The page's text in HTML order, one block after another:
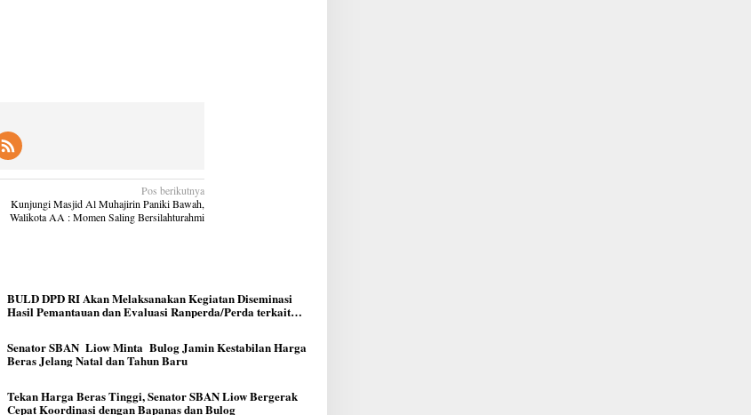
Pos berikutnya
Kunjungi Masjid Al Muhajirin Paniki Bawah,
Walikota AA : Momen Saling Bersilahturahmi
BULD DPD RI Akan Melaksanakan Kegiatan Diseminasi
Hasil Pemantauan dan Evaluasi Ranperda/Perda terkait
Senator SBAN Liow Minta Bulog Jamin Kestabilan Harga
Beras Jelang Natal dan Tahun Baru
Tekan Harga Beras Tinggi, Senator SBAN Liow Bergerak
Cepat Koordinasi dengan Bapanas dan Bulog